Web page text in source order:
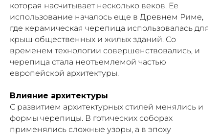
которая насчитывает несколько веков. Ее
использование началось еще в Древнем Риме,
где керамическая черепица использовалась для
крыш общественных и жилых зданий. Со
временем технологии совершенствовались, и
черепица стала неотъемлемой частью
европейской архитектуры.
Влияние архитектуры
С развитием архитектурных стилей менялись и
формы черепицы. В готических соборах
применялись сложные узоры, а в эпоху